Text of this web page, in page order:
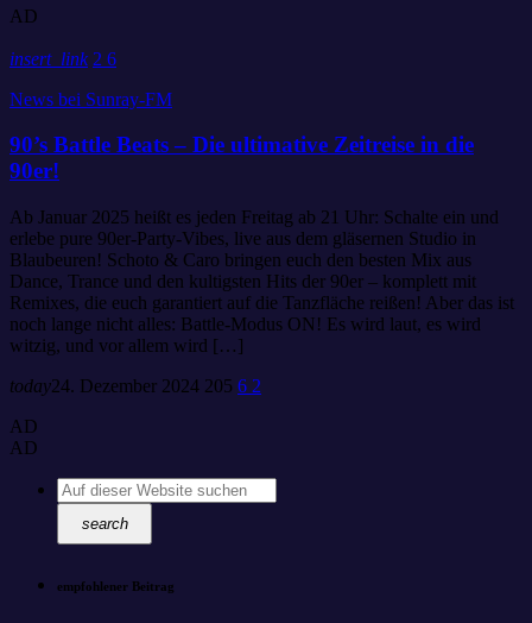
AD
insert_link 2 6
News bei Sunray-FM
90’s Battle Beats – Die ultimative Zeitreise in die
90er!
Ab Januar 2025 heißt es jeden Freitag ab 21 Uhr: Schalte ein und
erlebe pure 90er-Party-Vibes, live aus dem gläsernen Studio in
Blaubeuren! Schoto & Caro bringen euch den besten Mix aus
Dance, Trance und den kultigsten Hits der 90er – komplett mit
Remixes, die euch garantiert auf die Tanzfläche reißen! Aber das ist
noch lange nicht alles: Battle-Modus ON! Es wird laut, es wird
witzig, und vor allem wird […]
today24. Dezember 2024 205 6 2
AD
AD
search
empfohlener Beitrag